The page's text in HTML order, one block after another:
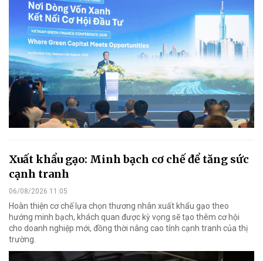
Xuất khẩu gạo: Minh bạch cơ chế để tăng sức
cạnh tranh
06/08/2026 11:05
Hoàn thiện cơ chế lựa chọn thương nhân xuất khẩu gạo theo
hướng minh bạch, khách quan được kỳ vọng sẽ tạo thêm cơ hội
cho doanh nghiệp mới, đồng thời nâng cao tính cạnh tranh của thị
trường.